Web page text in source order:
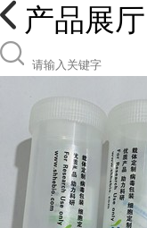
产品展厅